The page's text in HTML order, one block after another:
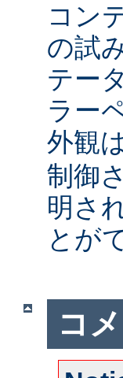
コン
の試
テー
ラー
外観
制御
明さ
とが
コ